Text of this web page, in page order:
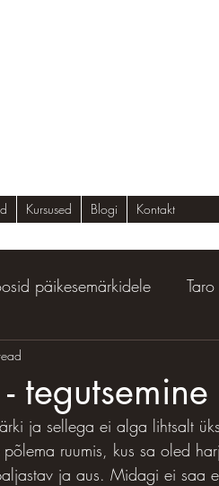
Kursused Blogi Kontakt
päikesemärkidele Taro
ja sellega ei alga lihtsalt
ruumis, kus sa oled
ja aus. Midagi ei saa